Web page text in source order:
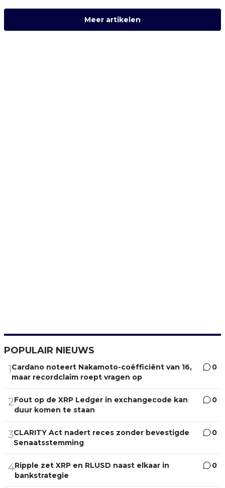
Meer artikelen
POPULAIR NIEUWS
1Cardano noteert Nakamoto-coëfficiënt van 16,
maar recordclaim roept vragen op
0
2Fout op de XRP Ledger in exchangecode kan
duur komen te staan
0
3CLARITY Act nadert reces zonder bevestigde
Senaatsstemming
0
4Ripple zet XRP en RLUSD naast elkaar in
bankstrategie
0